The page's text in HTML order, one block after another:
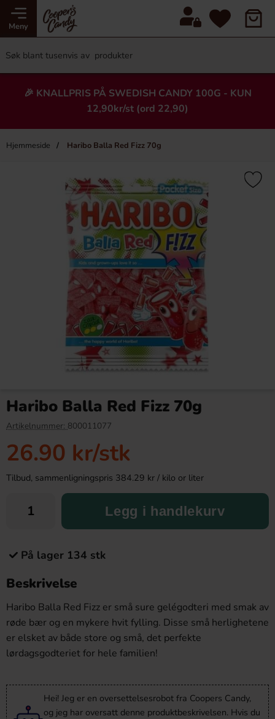
Meny
🎉 KNALLPRIS PÅ SWEDISH CANDY 100G - KUN
12,90kr/st (ord 22,90)
Hjemmeside Haribo Balla Red Fizz 70g
Heading
×
Peanut Butter Cups 39g
Köp
40.91 kr
Haribo Balla Red Fizz 70g
Artikelnummer: 800011077
26.90 kr/stk
Tilbud, sammenligningspris 384.29 kr / kilo or liter
Legg i handlekurv
På lager 134 stk
Beskrivelse
Haribo Balla Red Fizz er små sure gelégodteri med smak av
røde bær og en mykere hvit fylling. Disse små herlighetene
er elsket av både store og små, det perfekte
lørdagsgodteriet for hele familien!
Hei! Jeg er en oversettelsesrobot fra Coopers Candy,
og jeg har oversatt denne produktbeskrivelsen. Hvis du